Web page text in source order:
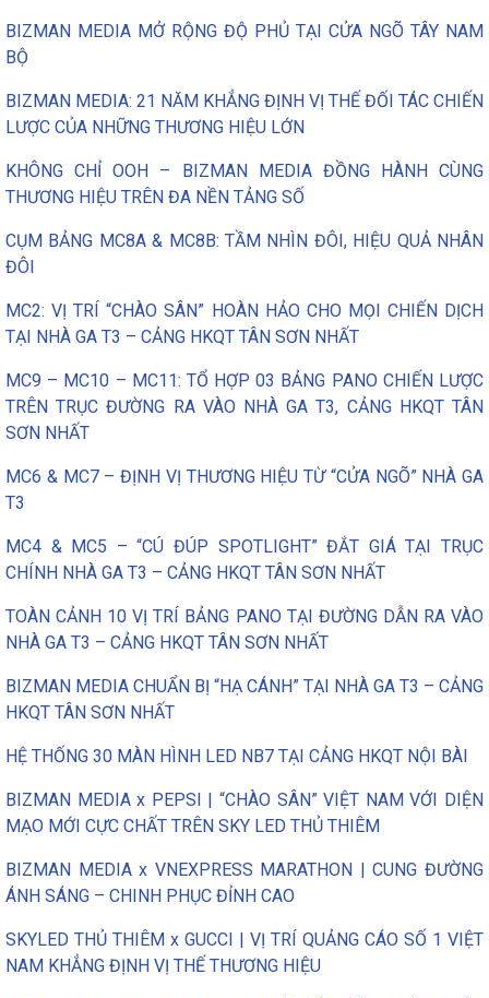
BIZMAN MEDIA MỞ RỘNG ĐỘ PHỦ TẠI CỬA NGÕ TÂY NAM
BỘ
BIZMAN MEDIA: 21 NĂM KHẲNG ĐỊNH VỊ THẾ ĐỐI TÁC CHIẾN
LƯỢC CỦA NHỮNG THƯƠNG HIỆU LỚN
KHÔNG CHỈ OOH – BIZMAN MEDIA ĐỒNG HÀNH CÙNG
THƯƠNG HIỆU TRÊN ĐA NỀN TẢNG SỐ
CỤM BẢNG MC8A & MC8B: TẦM NHÌN ĐÔI, HIỆU QUẢ NHÂN
ĐÔI
MC2: VỊ TRÍ “CHÀO SÂN” HOÀN HẢO CHO MỌI CHIẾN DỊCH
TẠI NHÀ GA T3 – CẢNG HKQT TÂN SƠN NHẤT
MC9 – MC10 – MC11: TỔ HỢP 03 BẢNG PANO CHIẾN LƯỢC
TRÊN TRỤC ĐƯỜNG RA VÀO NHÀ GA T3, CẢNG HKQT TÂN
SƠN NHẤT
MC6 & MC7 – ĐỊNH VỊ THƯƠNG HIỆU TỪ “CỬA NGÕ” NHÀ GA
T3
MC4 & MC5 – “CÚ ĐÚP SPOTLIGHT” ĐẮT GIÁ TẠI TRỤC
CHÍNH NHÀ GA T3 – CẢNG HKQT TÂN SƠN NHẤT
TOÀN CẢNH 10 VỊ TRÍ BẢNG PANO TẠI ĐƯỜNG DẪN RA VÀO
NHÀ GA T3 – CẢNG HKQT TÂN SƠN NHẤT
BIZMAN MEDIA CHUẨN BỊ “HẠ CÁNH” TẠI NHÀ GA T3 – CẢNG
HKQT TÂN SƠN NHẤT
HỆ THỐNG 30 MÀN HÌNH LED NB7 TẠI CẢNG HKQT NỘI BÀI
BIZMAN MEDIA x PEPSI | “CHÀO SÂN” VIỆT NAM VỚI DIỆN
MẠO MỚI CỰC CHẤT TRÊN SKY LED THỦ THIÊM
BIZMAN MEDIA x VNEXPRESS MARATHON | CUNG ĐƯỜNG
ÁNH SÁNG – CHINH PHỤC ĐỈNH CAO
SKYLED THỦ THIÊM x GUCCI | VỊ TRÍ QUẢNG CÁO SỐ 1 VIỆT
NAM KHẲNG ĐỊNH VỊ THẾ THƯƠNG HIỆU